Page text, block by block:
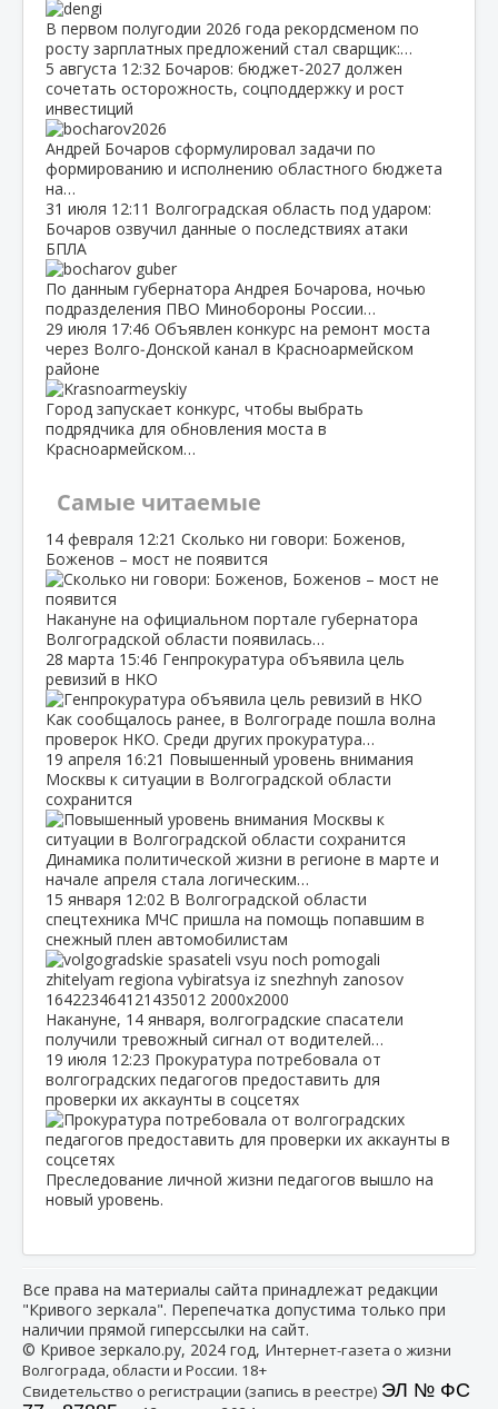
В первом полугодии 2026 года рекордсменом по
росту зарплатных предложений стал сварщик:…
5 августа 12:32 Бочаров: бюджет‑2027 должен
сочетать осторожность, соцподдержку и рост
инвестиций
Андрей Бочаров сформулировал задачи по
формированию и исполнению областного бюджета
на…
31 июля 12:11 Волгоградская область под ударом:
Бочаров озвучил данные о последствиях атаки
БПЛА
По данным губернатора Андрея Бочарова, ночью
подразделения ПВО Минобороны России…
29 июля 17:46 Объявлен конкурс на ремонт моста
через Волго‑Донской канал в Красноармейском
районе
Город запускает конкурс, чтобы выбрать
подрядчика для обновления моста в
Красноармейском…
Самые читаемые
14 февраля 12:21 Сколько ни говори: Боженов,
Боженов – мост не появится
Накануне на официальном портале губернатора
Волгоградской области появилась…
28 марта 15:46 Генпрокуратура объявила цель
ревизий в НКО
Как сообщалось ранее, в Волгограде пошла волна
проверок НКО. Среди других прокуратура…
19 апреля 16:21 Повышенный уровень внимания
Москвы к ситуации в Волгоградской области
сохранится
Динамика политической жизни в регионе в марте и
начале апреля стала логическим…
15 января 12:02 В Волгоградской области
спецтехника МЧС пришла на помощь попавшим в
снежный плен автомобилистам
Накануне, 14 января, волгоградские спасатели
получили тревожный сигнал от водителей…
19 июля 12:23 Прокуратура потребовала от
волгоградских педагогов предоставить для
проверки их аккаунты в соцсетях
Преследование личной жизни педагогов вышло на
новый уровень.
Все права на материалы сайта принадлежат редакции
"Кривого зеркала". Перепечатка допустима только при
наличии прямой гиперссылки на сайт.
© Кривое зеркало.ру, 2024 год, Интернет-газета о жизни
Волгограда, области и России. 18+
Свидетельство о регистрации (запись в реестре) ЭЛ № ФС